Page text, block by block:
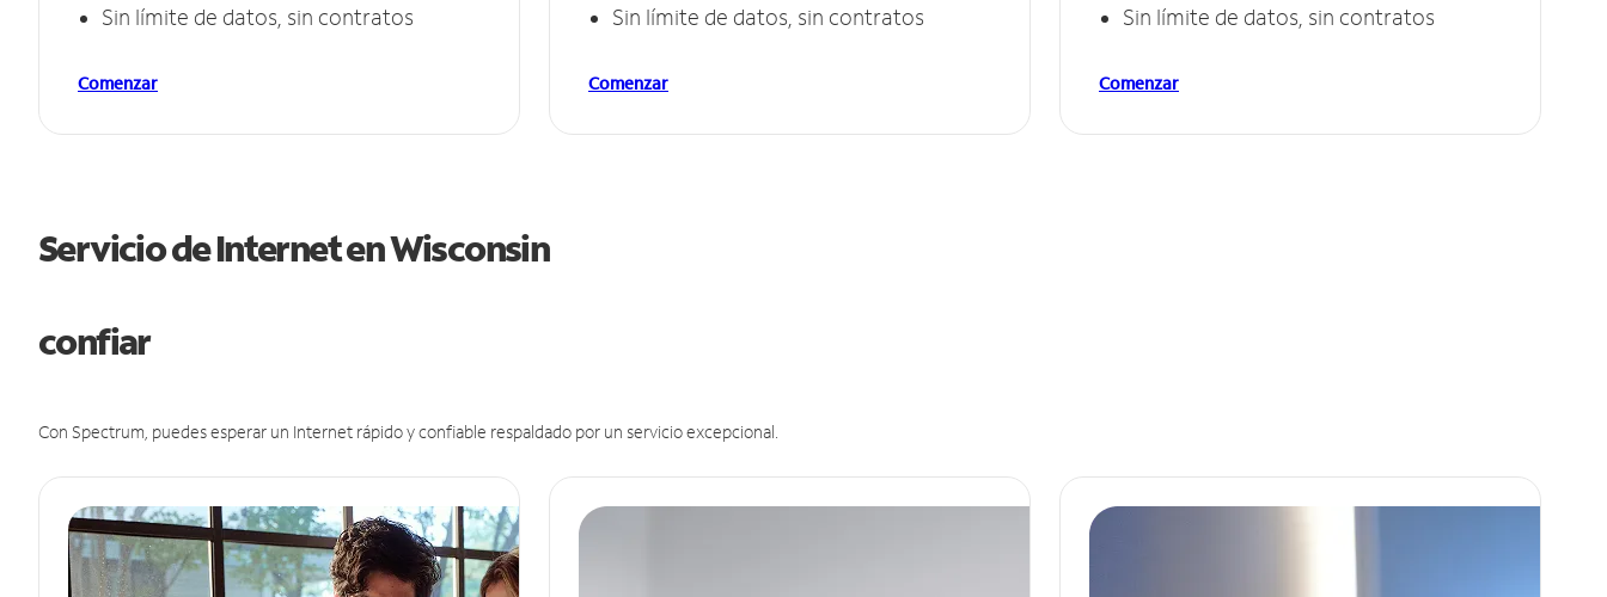
Sin límite de datos, sin contratos
Comenzar
Sin límite de datos, sin contratos
Comenzar
Sin límite de datos, sin contratos
Comenzar
Servicio de Internet en Wisconsin
confiar
Con Spectrum, puedes esperar un Internet rápido y confiable respaldado por un servicio excepcional.